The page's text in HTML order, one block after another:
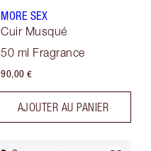
MORE SEX
Cuir Musqué
50 ml Fragrance
90,00 €
AJOUTER AU PANIER